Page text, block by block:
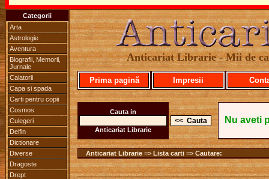
Categorii
Arta
Astrologie
Aventura
Biografii, Memorii,
Jurnale
Calatorii
Capa si spada
Carti pentru copii
Cosmos
Culegeri
Delfin
Dictionare
Diverse
Dragoste
Drept
Anticariat Librarie - Mii de
Prima pagină Impresii
Cauta in
Anticariat Librarie
Nu aveti
Anticariat Librarie => Lista carti => Cautare: